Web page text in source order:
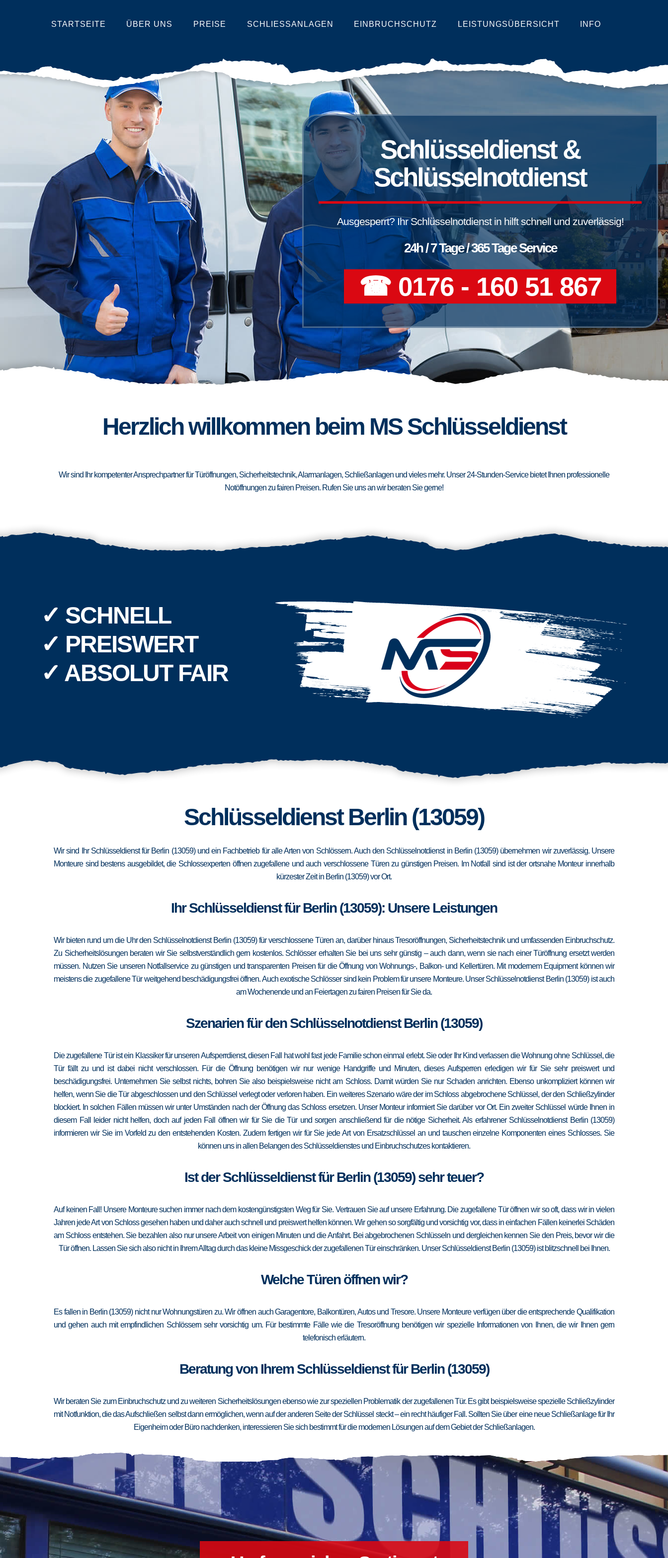
STARTSEITE ÜBER UNS PREISE SCHLIESSANLAGEN EINBRUCHSCHUTZ LEISTUNGSÜBERSICHT INFO
Schlüsseldienst &
Schlüsselnotdienst
Ausgesperrt? Ihr Schlüsselnotdienst in hilft schnell und zuverlässig!
24h / 7 Tage / 365 Tage Service
☎ 0176 - 160 51 867
Herzlich willkommen beim MS Schlüsseldienst
Wir sind Ihr kompetenter Ansprechpartner für Türöffnungen, Sicherheitstechnik, Alarmanlagen, Schließanlagen und vieles mehr. Unser 24-Stunden-Service bietet Ihnen professionelle
Notöffnungen zu fairen Preisen. Rufen Sie uns an wir beraten Sie gerne!
✓ SCHNELL
✓ PREISWERT
✓ ABSOLUT FAIR
Schlüsseldienst Berlin (13059)
Wir sind Ihr Schlüsseldienst für Berlin (13059) und ein Fachbetrieb für alle Arten von Schlössern. Auch den Schlüsselnotdienst in Berlin (13059) übernehmen wir zuverlässig. Unsere
Monteure sind bestens ausgebildet, die Schlossexperten öffnen zugefallene und auch verschlossene Türen zu günstigen Preisen. Im Notfall sind ist der ortsnahe Monteur innerhalb
kürzester Zeit in Berlin (13059) vor Ort.
Ihr Schlüsseldienst für Berlin (13059): Unsere Leistungen
Wir bieten rund um die Uhr den Schlüsselnotdienst Berlin (13059) für verschlossene Türen an, darüber hinaus Tresoröffnungen, Sicherheitstechnik und umfassenden Einbruchschutz.
Zu Sicherheitslösungen beraten wir Sie selbstverständlich gern kostenlos. Schlösser erhalten Sie bei uns sehr günstig – auch dann, wenn sie nach einer Türöffnung ersetzt werden
müssen. Nutzen Sie unseren Notfallservice zu günstigen und transparenten Preisen für die Öffnung von Wohnungs-, Balkon- und Kellertüren. Mit modernem Equipment können wir
meistens die zugefallene Tür weitgehend beschädigungsfrei öffnen. Auch exotische Schlösser sind kein Problem für unsere Monteure. Unser Schlüsselnotdienst Berlin (13059) ist auch
am Wochenende und an Feiertagen zu fairen Preisen für Sie da.
Szenarien für den Schlüsselnotdienst Berlin (13059)
Die zugefallene Tür ist ein Klassiker für unseren Aufsperrdienst, diesen Fall hat wohl fast jede Familie schon einmal erlebt. Sie oder Ihr Kind verlassen die Wohnung ohne Schlüssel, die
Tür fällt zu und ist dabei nicht verschlossen. Für die Öffnung benötigen wir nur wenige Handgriffe und Minuten, dieses Aufsperren erledigen wir für Sie sehr preiswert und
beschädigungsfrei. Unternehmen Sie selbst nichts, bohren Sie also beispielsweise nicht am Schloss. Damit würden Sie nur Schaden anrichten. Ebenso unkompliziert können wir
helfen, wenn Sie die Tür abgeschlossen und den Schlüssel verlegt oder verloren haben. Ein weiteres Szenario wäre der im Schloss abgebrochene Schlüssel, der den Schließzylinder
blockiert. In solchen Fällen müssen wir unter Umständen nach der Öffnung das Schloss ersetzen. Unser Monteur informiert Sie darüber vor Ort. Ein zweiter Schlüssel würde Ihnen in
diesem Fall leider nicht helfen, doch auf jeden Fall öffnen wir für Sie die Tür und sorgen anschließend für die nötige Sicherheit. Als erfahrener Schlüsselnotdienst Berlin (13059)
informieren wir Sie im Vorfeld zu den entstehenden Kosten. Zudem fertigen wir für Sie jede Art von Ersatzschlüssel an und tauschen einzelne Komponenten eines Schlosses. Sie
können uns in allen Belangen des Schlüsseldienstes und Einbruchschutzes kontaktieren.
Ist der Schlüsseldienst für Berlin (13059) sehr teuer?
Auf keinen Fall! Unsere Monteure suchen immer nach dem kostengünstigsten Weg für Sie. Vertrauen Sie auf unsere Erfahrung. Die zugefallene Tür öffnen wir so oft, dass wir in vielen
Jahren jede Art von Schloss gesehen haben und daher auch schnell und preiswert helfen können. Wir gehen so sorgfältig und vorsichtig vor, dass in einfachen Fällen keinerlei Schäden
am Schloss entstehen. Sie bezahlen also nur unsere Arbeit von einigen Minuten und die Anfahrt. Bei abgebrochenen Schlüsseln und dergleichen kennen Sie den Preis, bevor wir die
Tür öffnen. Lassen Sie sich also nicht in Ihrem Alltag durch das kleine Missgeschick der zugefallenen Tür einschränken. Unser Schlüsseldienst Berlin (13059) ist blitzschnell bei Ihnen.
Welche Türen öffnen wir?
Es fallen in Berlin (13059) nicht nur Wohnungstüren zu. Wir öffnen auch Garagentore, Balkontüren, Autos und Tresore. Unsere Monteure verfügen über die entsprechende Qualifikation
und gehen auch mit empfindlichen Schlössern sehr vorsichtig um. Für bestimmte Fälle wie die Tresoröffnung benötigen wir spezielle Informationen von Ihnen, die wir Ihnen gern
telefonisch erläutern.
Beratung von Ihrem Schlüsseldienst für Berlin (13059)
Wir beraten Sie zum Einbruchschutz und zu weiteren Sicherheitslösungen ebenso wie zur speziellen Problematik der zugefallenen Tür. Es gibt beispielsweise spezielle Schließzylinder
mit Notfunktion, die das Aufschließen selbst dann ermöglichen, wenn auf der anderen Seite der Schlüssel steckt – ein recht häufiger Fall. Sollten Sie über eine neue Schließanlage für Ihr
Eigenheim oder Büro nachdenken, interessieren Sie sich bestimmt für die modernen Lösungen auf dem Gebiet der Schließanlagen.